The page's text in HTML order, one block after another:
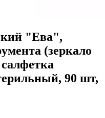
"Ева",
(зеркало
90 шт,